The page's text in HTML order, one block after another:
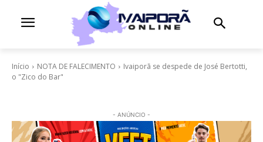
Início NOTA DE FALECIMENTO
Ivaiporã se despede de José Bertotti,
o "Zico do Bar"
- ANÚNCIO -